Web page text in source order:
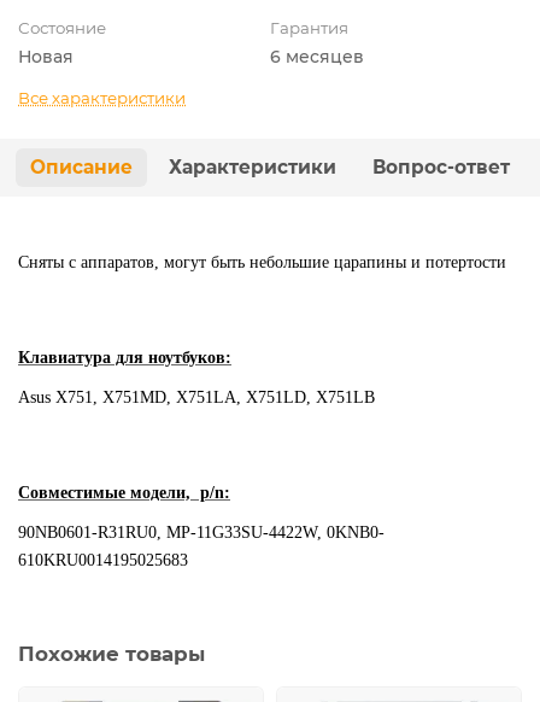
Состояние
Новая
Гарантия
6 месяцев
Все характеристики
Описание Характеристики Вопрос-ответ
Сняты с аппаратов, могут быть небольшие царапины и потертости
Клавиатура для ноутбуков:
Asus X751, X751MD, X751LA, X751LD, X751LB
Совместимые модели, p/n:
90NB0601-R31RU0, MP-11G33SU-4422W, 0KNB0-
610KRU0014195025683
Похожие товары